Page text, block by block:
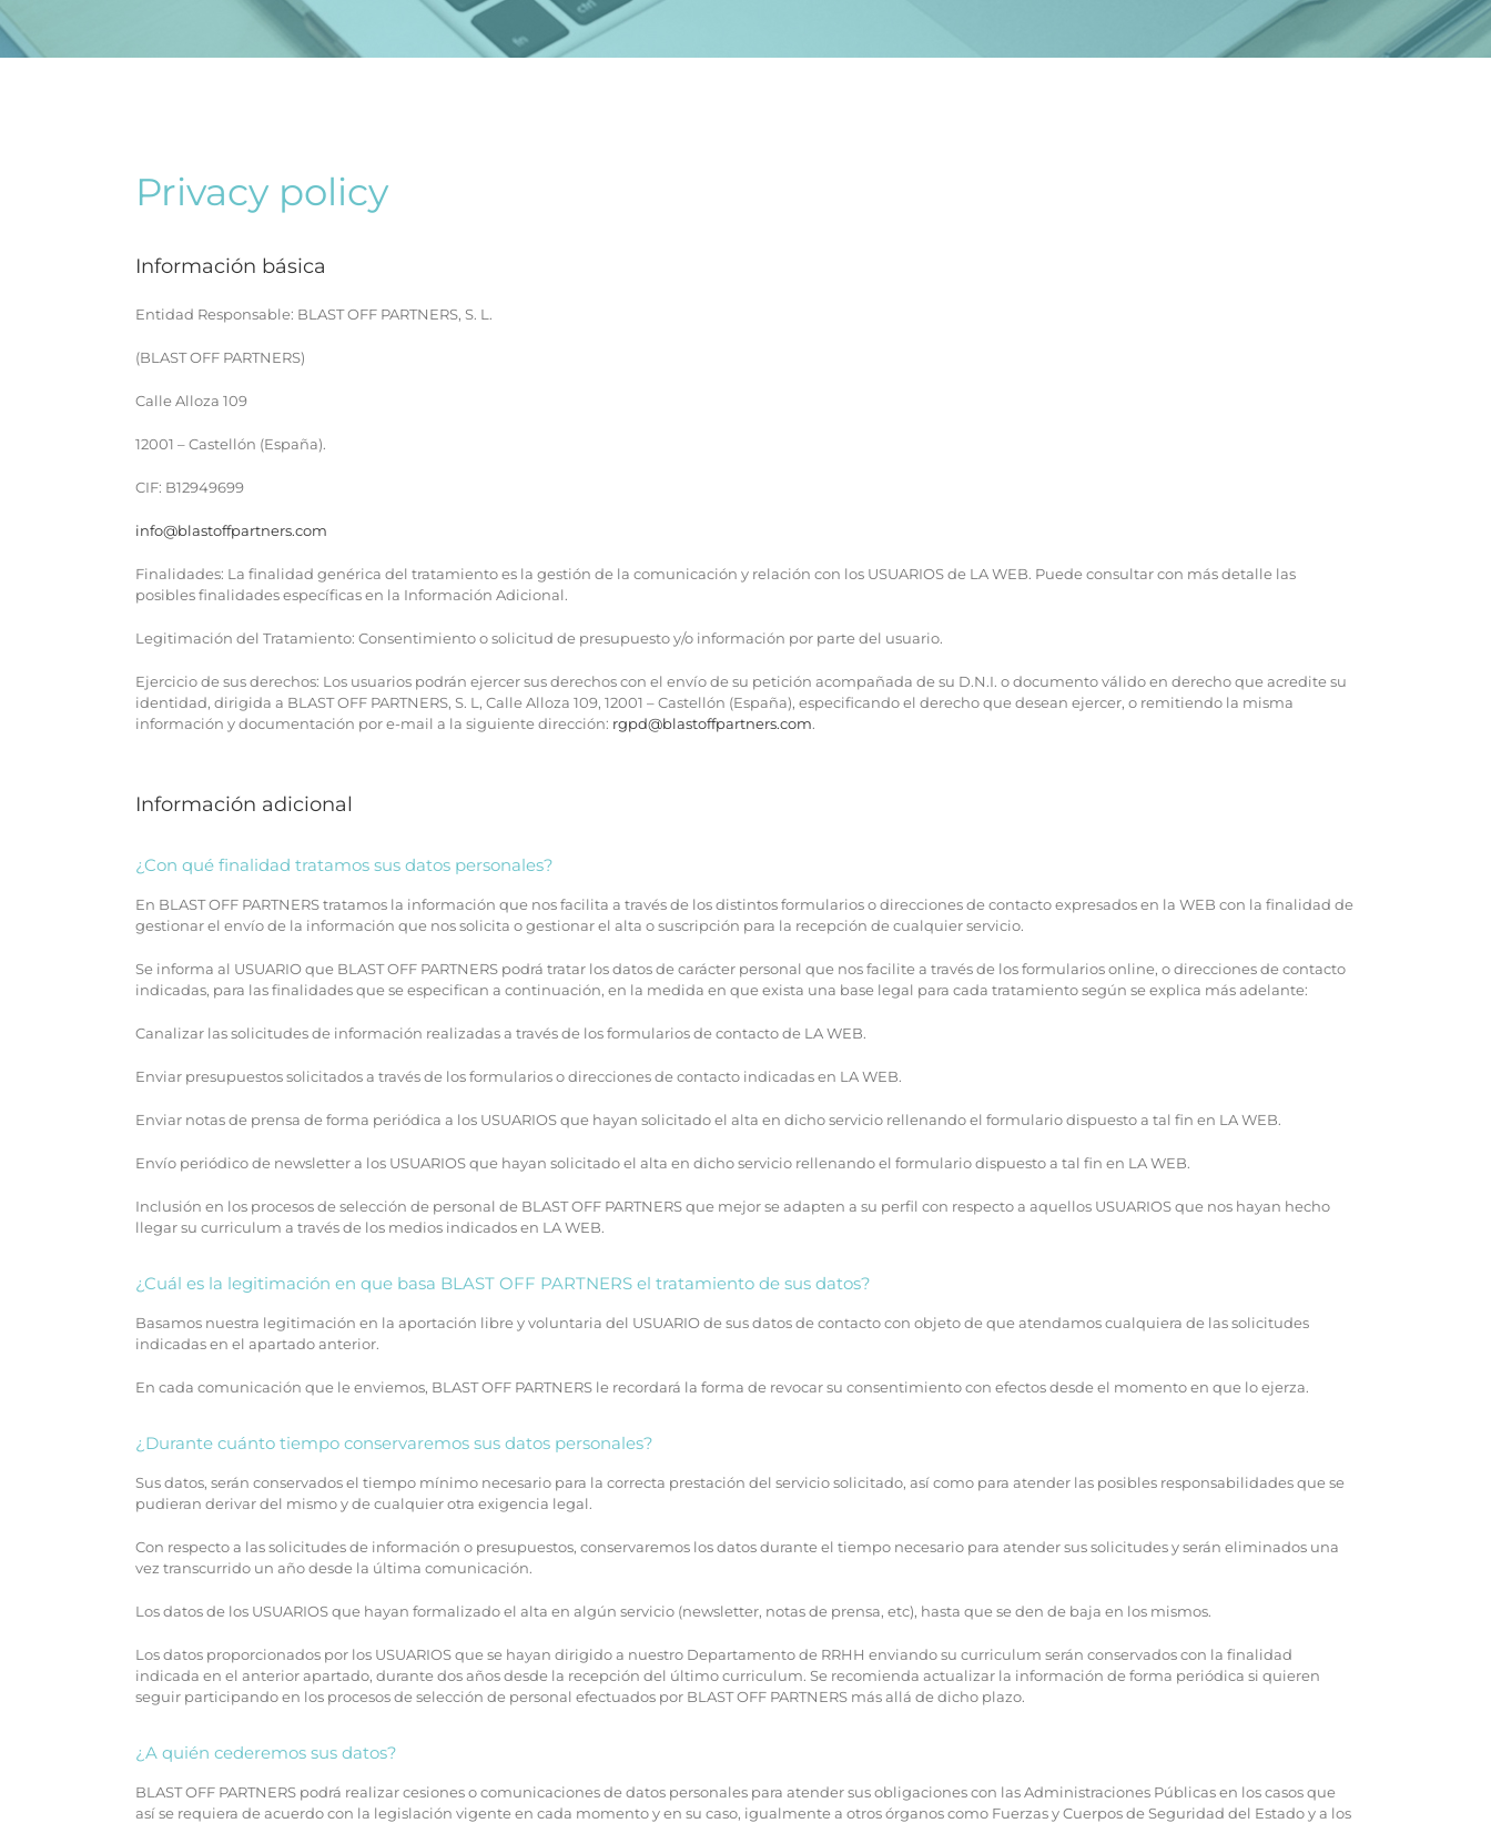
Privacy policy
Información básica
Entidad Responsable: BLAST OFF PARTNERS, S. L.
(BLAST OFF PARTNERS)
Calle Alloza 109
12001 – Castellón (España).
CIF: B12949699
info@blastoffpartners.com
Finalidades: La finalidad genérica del tratamiento es la gestión de la comunicación y relación con los USUARIOS de LA WEB. Puede consultar con más detalle las
posibles finalidades específicas en la Información Adicional.
Legitimación del Tratamiento: Consentimiento o solicitud de presupuesto y/o información por parte del usuario.
Ejercicio de sus derechos: Los usuarios podrán ejercer sus derechos con el envío de su petición acompañada de su D.N.I. o documento válido en derecho que acredite su
identidad, dirigida a BLAST OFF PARTNERS, S. L, Calle Alloza 109, 12001 – Castellón (España), especificando el derecho que desean ejercer, o remitiendo la misma
información y documentación por e-mail a la siguiente dirección: rgpd@blastoffpartners.com.
Información adicional
¿Con qué finalidad tratamos sus datos personales?
En BLAST OFF PARTNERS tratamos la información que nos facilita a través de los distintos formularios o direcciones de contacto expresados en la WEB con la finalidad de
gestionar el envío de la información que nos solicita o gestionar el alta o suscripción para la recepción de cualquier servicio.
Se informa al USUARIO que BLAST OFF PARTNERS podrá tratar los datos de carácter personal que nos facilite a través de los formularios online, o direcciones de contacto
indicadas, para las finalidades que se especifican a continuación, en la medida en que exista una base legal para cada tratamiento según se explica más adelante:
Canalizar las solicitudes de información realizadas a través de los formularios de contacto de LA WEB.
Enviar presupuestos solicitados a través de los formularios o direcciones de contacto indicadas en LA WEB.
Enviar notas de prensa de forma periódica a los USUARIOS que hayan solicitado el alta en dicho servicio rellenando el formulario dispuesto a tal fin en LA WEB.
Envío periódico de newsletter a los USUARIOS que hayan solicitado el alta en dicho servicio rellenando el formulario dispuesto a tal fin en LA WEB.
Inclusión en los procesos de selección de personal de BLAST OFF PARTNERS que mejor se adapten a su perfil con respecto a aquellos USUARIOS que nos hayan hecho
llegar su curriculum a través de los medios indicados en LA WEB.
¿Cuál es la legitimación en que basa BLAST OFF PARTNERS el tratamiento de sus datos?
Basamos nuestra legitimación en la aportación libre y voluntaria del USUARIO de sus datos de contacto con objeto de que atendamos cualquiera de las solicitudes
indicadas en el apartado anterior.
En cada comunicación que le enviemos, BLAST OFF PARTNERS le recordará la forma de revocar su consentimiento con efectos desde el momento en que lo ejerza.
¿Durante cuánto tiempo conservaremos sus datos personales?
Sus datos, serán conservados el tiempo mínimo necesario para la correcta prestación del servicio solicitado, así como para atender las posibles responsabilidades que se
pudieran derivar del mismo y de cualquier otra exigencia legal.
Con respecto a las solicitudes de información o presupuestos, conservaremos los datos durante el tiempo necesario para atender sus solicitudes y serán eliminados una
vez transcurrido un año desde la última comunicación.
Los datos de los USUARIOS que hayan formalizado el alta en algún servicio (newsletter, notas de prensa, etc), hasta que se den de baja en los mismos.
Los datos proporcionados por los USUARIOS que se hayan dirigido a nuestro Departamento de RRHH enviando su curriculum serán conservados con la finalidad
indicada en el anterior apartado, durante dos años desde la recepción del último curriculum. Se recomienda actualizar la información de forma periódica si quieren
seguir participando en los procesos de selección de personal efectuados por BLAST OFF PARTNERS más allá de dicho plazo.
¿A quién cederemos sus datos?
BLAST OFF PARTNERS podrá realizar cesiones o comunicaciones de datos personales para atender sus obligaciones con las Administraciones Públicas en los casos que
así se requiera de acuerdo con la legislación vigente en cada momento y en su caso, igualmente a otros órganos como Fuerzas y Cuerpos de Seguridad del Estado y a los